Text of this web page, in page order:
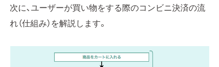
次に、ユーザーが買い物をする際のコンビニ決済の流
れ（仕組み）を解説します。